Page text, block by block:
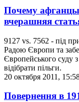
Почему афганцы
вчерашняя
9127 vs. 7562 - під
Радою Європи та
Європейського суду
відібрати пільги.
20 октября 2011,
Повернення в